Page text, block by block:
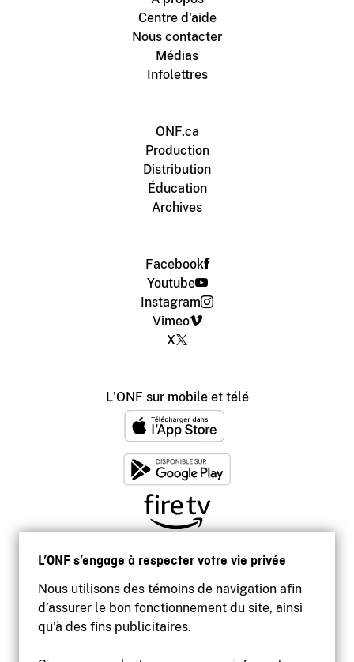
L’ONF s’engage à respecter votre vie privée
Nous utilisons des témoins de navigation afin
d’assurer le bon fonctionnement du site, ainsi
qu’à des fins publicitaires.
Centre d'aide
Nous contacter
Médias
Infolettres
ONF.ca
Production
Distribution
Éducation
Archives
Facebook
Youtube
Instagram
Vimeo
X
L'ONF sur mobile et télé